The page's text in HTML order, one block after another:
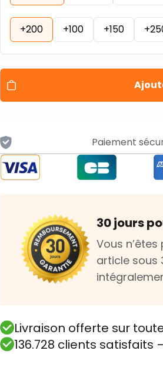
+200 +100 +150
Paiement
30 jours
Vous
article sous
Livraison offerte sur
136.728 clients satisfaits